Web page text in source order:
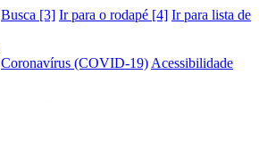
Busca [3] Ir para o rodapé [4] Ir para lista de
Coronavírus (COVID-19) Acessibilidade